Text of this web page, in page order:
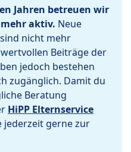
Jahren betreuen wir
aktiv. Neue
nicht mehr
Beiträge der
jedoch bestehen
zugänglich. Damit du
Beratung
HiPP Elternservice
jederzeit gerne zur